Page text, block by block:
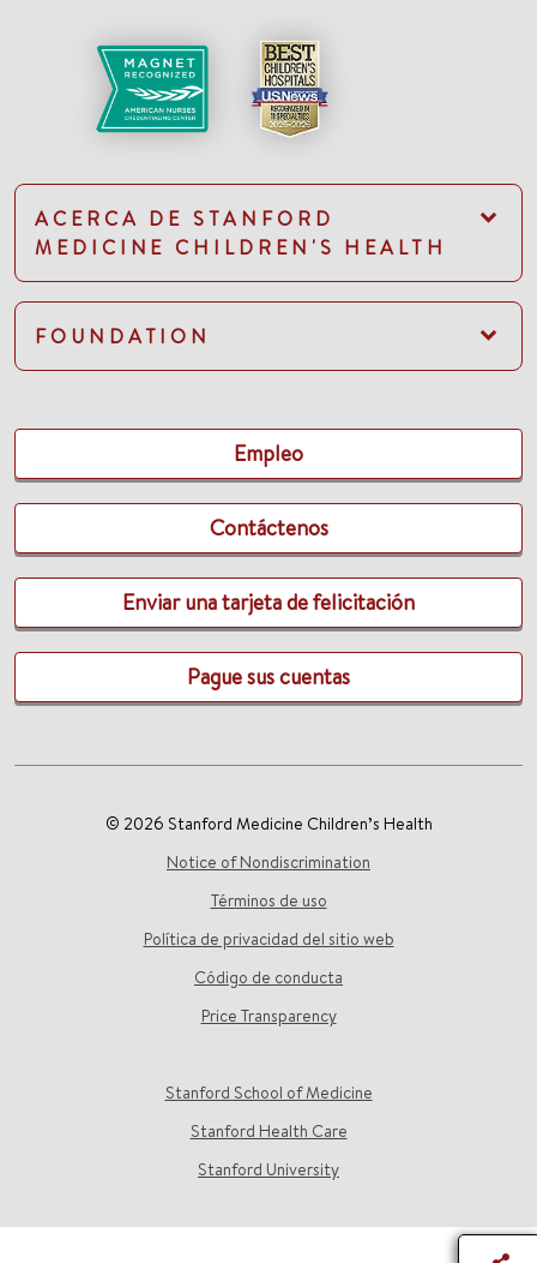
ACERCA DE STANFORD
MEDICINE CHILDREN'S HEALTH
FOUNDATION
Empleo
Contáctenos
Enviar una tarjeta de felicitación
Pague sus cuentas
© 2026 Stanford Medicine Children’s Health
Notice of Nondiscrimination
Términos de uso
Política de privacidad del sitio web
Código de conducta
Price Transparency
Stanford School of Medicine
Stanford Health Care
Stanford University